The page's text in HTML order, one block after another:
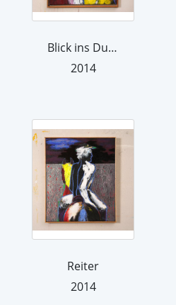
Blick ins Dunkel
2014
Reiter
2014